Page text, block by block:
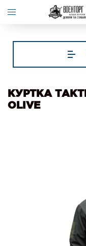
КУРТКА
OLIVE